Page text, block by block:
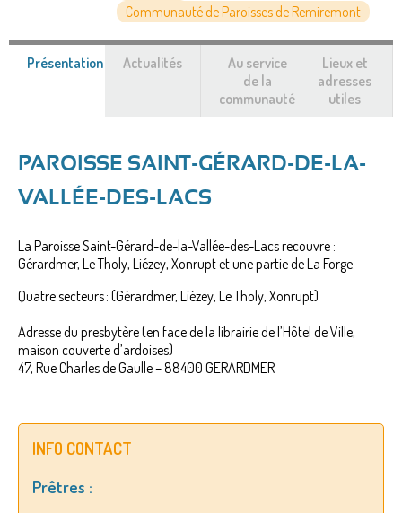
Communauté de Paroisses de Remiremont
Présentation (onglet
Actualités
Au service
de la
communauté
Lieux et
adresses
utiles
PAROISSE SAINT-GÉRARD-DE-LA-
VALLÉE-DES-LACS
La Paroisse Saint-Gérard-de-la-Vallée-des-Lacs recouvre :
Gérardmer, Le Tholy, Liézey, Xonrupt et une partie de La Forge.
Quatre secteurs : (Gérardmer, Liézey, Le Tholy, Xonrupt)
Adresse du presbytère (en face de la librairie de l’Hôtel de Ville,
maison couverte d’ardoises)
47, Rue Charles de Gaulle – 88400 GERARDMER
INFO CONTACT
Prêtres :